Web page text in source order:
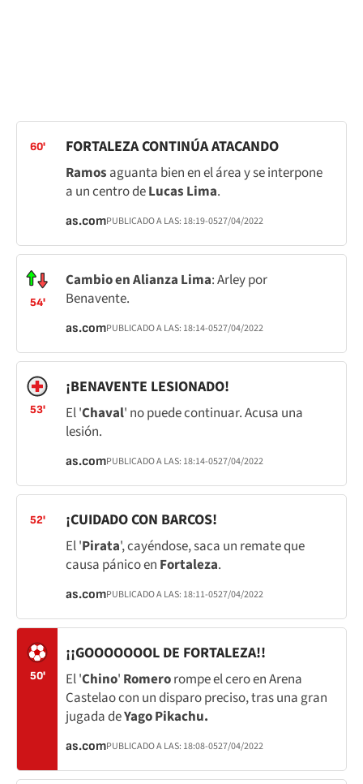
60' FORTALEZA CONTINÚA ATACANDO
Ramos aguanta bien en el área y se interpone
a un centro deLucas Lima.
as.comPUBLICADO A LAS: 18:19-0527/04/2022
54'
Cambio en Alianza Lima: Arley por
Benavente.
as.comPUBLICADO A LAS: 18:14-0527/04/2022
53'
¡BENAVENTE LESIONADO!
El 'Chaval' no puede continuar. Acusa una
lesión.
as.comPUBLICADO A LAS: 18:14-0527/04/2022
52' ¡CUIDADO CON BARCOS!
El 'Pirata', cayéndose, saca un remate que
causa pánico en Fortaleza.
as.comPUBLICADO A LAS: 18:11-0527/04/2022
50'
¡¡GOOOOOOOL DE FORTALEZA!!
El 'Chino' Romerorompe el cero en Arena
Castelao con un disparo preciso, tras una gran
jugada deYago Pikachu.
as.comPUBLICADO A LAS: 18:08-0527/04/2022